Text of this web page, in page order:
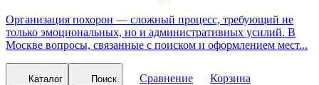
Организация похорон — сложный процесс, требующий не
только эмоциональных, но и административных усилий. В
Москве вопросы, связанные с поиском и оформлением мест...
Каталог Поиск Сравнение Корзина